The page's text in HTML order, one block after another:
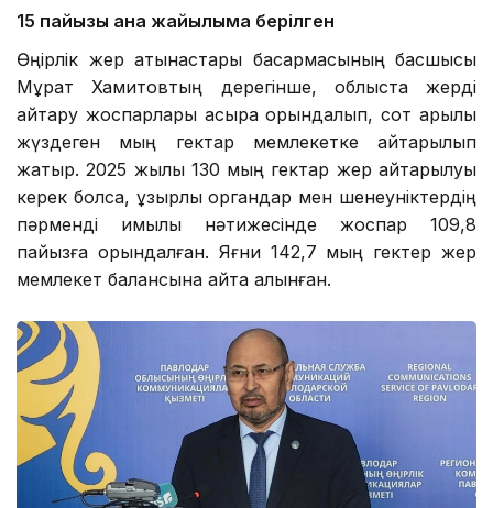
15 пайызы ғана жайылымға берілген
Өңірлік жер қатынастары басқармасының басшысы
Мұрат Хамитовтың дерегінше, облыста жерді
қайтару жоспарлары асыра орындалып, сот арқылы
жүздеген мың гектар мемлекетке қайтарылып
жатыр. 2025 жылы 130 мың гектар жер қайтарылуы
керек болса, құзырлы органдар мен шенеуніктердің
пәрменді қимылы нәтижесінде жоспар 109,8
пайызға орындалған. Яғни 142,7 мың гектер жер
мемлекет балансына қайта алынған.